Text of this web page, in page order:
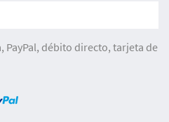
PayPal, débito directo, tarjeta de